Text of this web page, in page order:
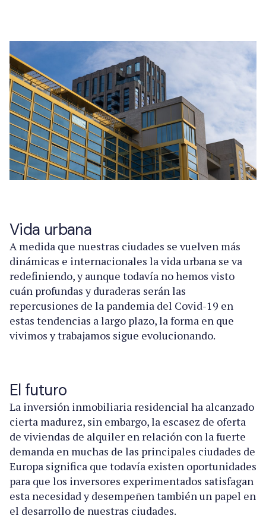
Vida urbana
A medida que nuestras ciudades se vuelven más
dinámicas e internacionales la vida urbana se va
redefiniendo, y aunque todavía no hemos visto
cuán profundas y duraderas serán las
repercusiones de la pandemia del Covid-19 en
estas tendencias a largo plazo, la forma en que
vivimos y trabajamos sigue evolucionando.
El futuro
La inversión inmobiliaria residencial ha alcanzado
cierta madurez, sin embargo, la escasez de oferta
de viviendas de alquiler en relación con la fuerte
demanda en muchas de las principales ciudades de
Europa significa que todavía existen oportunidades
para que los inversores experimentados satisfagan
esta necesidad y desempeñen también un papel en
el desarrollo de nuestras ciudades.